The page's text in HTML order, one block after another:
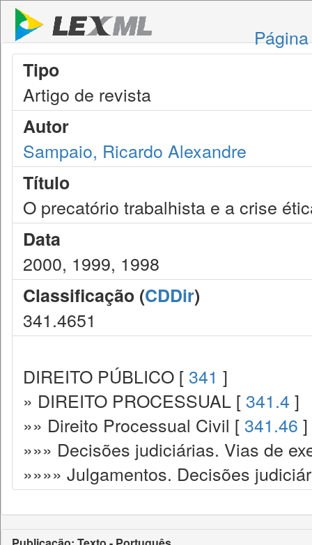
Tipo
Artigo de revista
Autor
Sampaio, Ricardo Alexandre
Título
O precatório trabalhista e a crise
Data
2000, 1999, 1998
Classificação (CDDir)
341.4651
DIREITO PÚBLICO [ 341 ]
» DIREITO PROCESSUAL [ 341.4 ]
»» Direito Processual Civil [ 341.46 ]
»»» Decisões judiciárias. Vias de
»»»» Julgamentos. Decisões